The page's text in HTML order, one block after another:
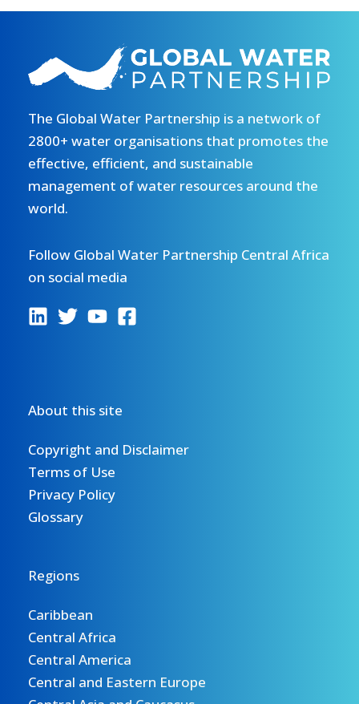
The Global Water Partnership is a network of
2800+ water organisations that promotes the
effective, efficient, and sustainable
management of water resources around the
world.
Follow Global Water Partnership Central Africa
on social media
About this site
Copyright and Disclaimer
Terms of Use
Privacy Policy
Glossary
Regions
Caribbean
Central Africa
Central America
Central and Eastern Europe